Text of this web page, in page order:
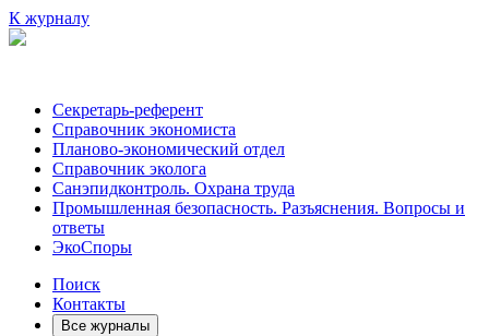
К журналу
Секретарь-референт
Справочник экономиста
Планово-экономический отдел
Справочник эколога
Санэпидконтроль. Охрана труда
Промышленная безопасность. Разъяснения. Вопросы и
ответы
ЭкоСпоры
Поиск
Контакты
Все журналы